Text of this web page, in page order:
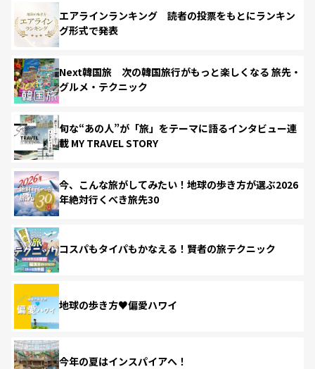
エアラインランキング 読者の投票をもとにランキン
グ形式で発表
Next韓国旅 次の韓国旅行がもっと楽しくなる 旅先・
グルメ・テクニック
旬な“あの人”が「旅」をテーマに語るインタビュー連
載 MY TRAVEL STORY
今、こんな旅がしてみたい！地球の歩き方が選ぶ2026
年絶対行くべき旅先30
コスパもタイパもかなえる！賢者の旅テクニック
地球の歩き方♥偏愛ハワイ
今年の夏はインスパイアへ！